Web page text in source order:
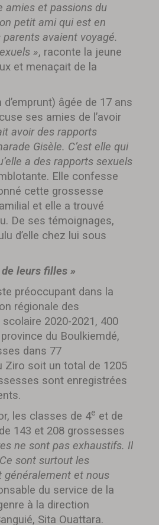
amies et passions du
petit ami qui est en
avaient voyagé.
», raconte la jeune
et menaçait de la
âgée de 17 ans
ses amies de l’avoir
avoir des rapports
Gisèle. C’est elle qui
a des rapports sexuels
Elle confesse
cette grossesse
et elle a trouvé
De ses témoignages,
d’elle chez lui sous
leurs filles »
préoccupant dans la
régionale des
2020-2021, 400
du Boulkiemdé,
dans 77
Ziro soit un total de 1205
sont enregistrées
les classes de 4e et de
143 et 208 grossesses
ne sont pas exhaustifs. Il
sont surtout les
généralement et nous
du service de la
à la direction
Sita Ouattara.